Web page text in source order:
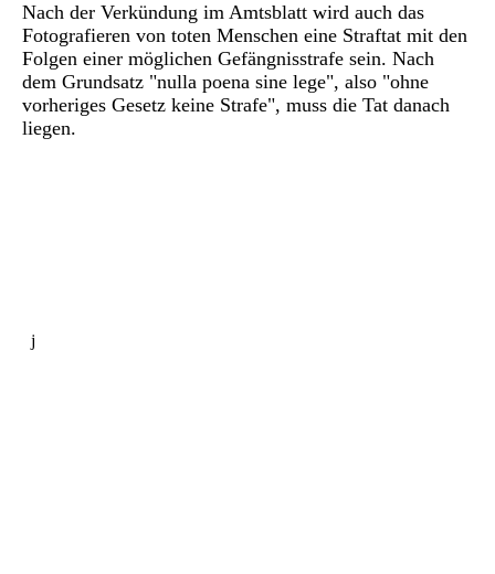
Nach der Verkündung im Amtsblatt wird auch das
Fotografieren von toten Menschen eine Straftat mit den
Folgen einer möglichen Gefängnisstrafe sein. Nach
dem Grundsatz "nulla poena sine lege", also "ohne
vorheriges Gesetz keine Strafe", muss die Tat danach
liegen.
j